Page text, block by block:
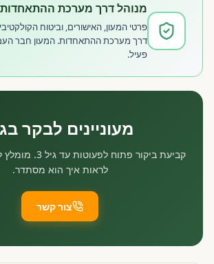
מנוהל דרך מערכת ההתאחדות
פרטי המעון, האישורים, וביטוח
דרך מערכת ההתאחדות. המעון חבר
פעיל.
מעוניינים לבקר
קביעת ביקור פתוח
לראות איך הוא מסתדר.
צור קשר